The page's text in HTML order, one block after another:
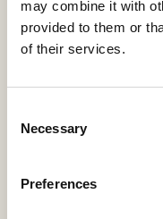
may combine it with
provided to them or
of their services.
Selection
Necessary
Preferences
Sheepskin
Kanskje du